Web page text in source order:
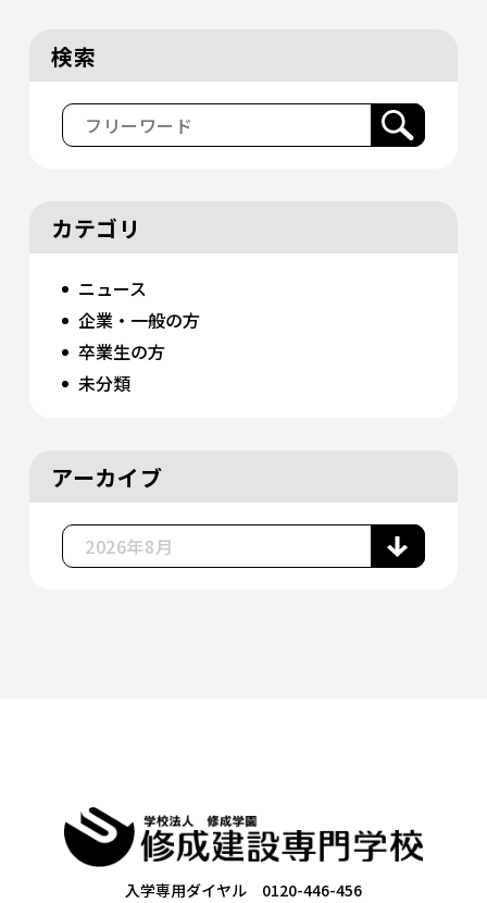
検索
カテゴリ
ニュース
企業・一般の方
卒業生の方
未分類
アーカイブ
入学専用ダイヤル 0120-446-456